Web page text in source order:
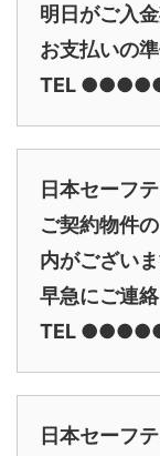
明日がご入金
お支払いの
TEL
日本セーフ
ご契約物件
内がございま
早急にご連絡
TEL
日本セーフ